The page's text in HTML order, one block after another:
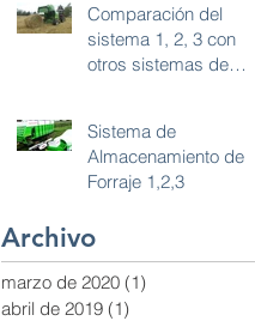
Comparación del
sistema 1, 2, 3 con
otros sistemas de
Sistema de
Almacenamiento de
Forraje 1,2,3
Archivo
marzo de 2020 (1)
abril de 2019 (1)